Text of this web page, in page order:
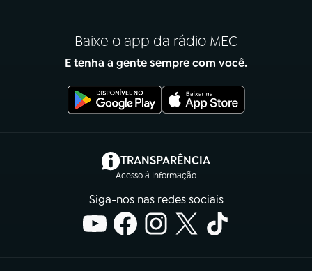
Baixe o app da rádio MEC
E tenha a gente sempre com você.
TRANSPARÊNCIA
Acesso à Informação
(abre em nova aba)
Siga-nos nas redes sociais